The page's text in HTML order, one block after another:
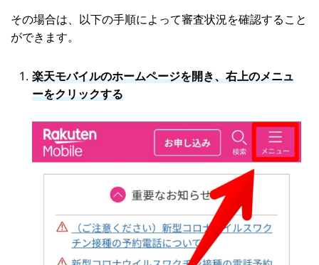
その場合は、以下の手順によって審査状況を確認すること
ができます。
楽天モバイルのホームページを開き、右上のメニュ
ーをクリックする